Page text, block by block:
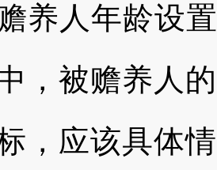
人年龄设置
，被赡养人
，应该具体